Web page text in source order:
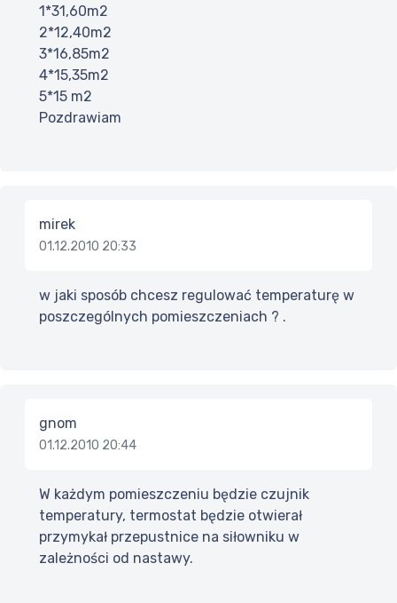
1*31,60m2
2*12,40m2
3*16,85m2
4*15,35m2
5*15 m2
Pozdrawiam
mirek
01.12.2010 20:33
w jaki sposób chcesz regulować temperaturę w
poszczególnych pomieszczeniach ? .
gnom
01.12.2010 20:44
W każdym pomieszczeniu będzie czujnik
temperatury, termostat będzie otwierał
przymykał przepustnice na siłowniku w
zależności od nastawy.